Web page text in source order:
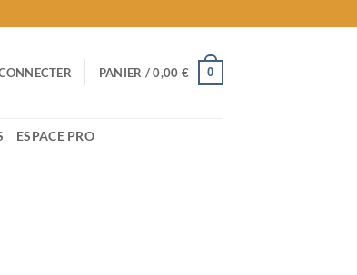
PANIER /0,00 € 0
ESPACE PRO